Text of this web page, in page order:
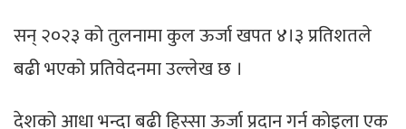
सन् २०२३ को तुलनामा कुल ऊर्जा खपत ४।३ प्रतिशतले
बढी भएको प्रतिवेदनमा उल्लेख छ ।
देशको आधा भन्दा बढी हिस्सा ऊर्जा प्रदान गर्न कोइला एक